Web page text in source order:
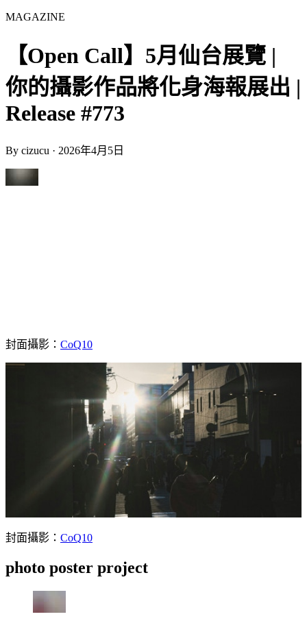
MAGAZINE
【Open Call】5月仙台展覽 |
你的攝影作品將化身海報展出 |
Release #773
By cizucu · 2026年4月5日
封面攝影： CoQ10
封面攝影： CoQ10
photo poster project